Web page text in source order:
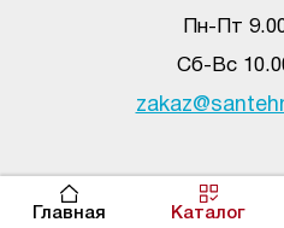
Главная Каталог
Пн-Пт
Сб-Вс
© santehnika-ravak.ru, 2017-2020.
активной ссылки на источник